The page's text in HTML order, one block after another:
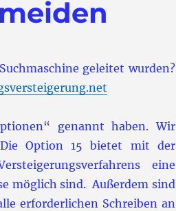
geleitet wurden?
genannt haben. Wir
Die Option 15 bietet mit der
eine
möglich sind. Außerdem sind
erforderlichen Schreiben an